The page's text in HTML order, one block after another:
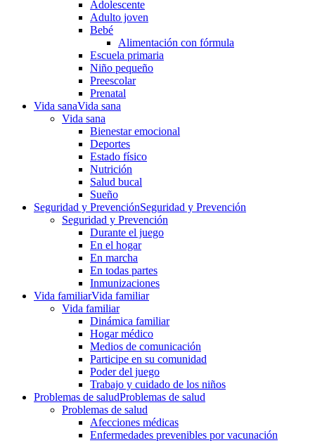
Adolescente
Adulto joven
Bebé
Alimentación con fórmula
Escuela primaria
Niño pequeño
Preescolar
Prenatal
Vida sanaVida sana
Vida sana
Bienestar emocional
Deportes
Estado físico
Nutrición
Salud bucal
Sueño
Seguridad y PrevenciónSeguridad y Prevención
Seguridad y Prevención
Durante el juego
En el hogar
En marcha
En todas partes
Inmunizaciones
Vida familiarVida familiar
Vida familiar
Dinámica familiar
Hogar médico
Medios de comunicación
Participe en su comunidad
Poder del juego
Trabajo y cuidado de los niños
Problemas de saludProblemas de salud
Problemas de salud
Afecciones médicas
Enfermedades prevenibles por vacunación